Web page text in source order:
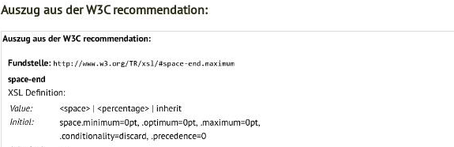
Auszug aus der W3C recommendation: